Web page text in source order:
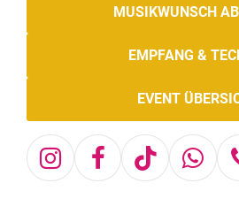
MUSIKWUNSCH
EMPFANG &
EVENT
Instagram
Facebook
Tiktok